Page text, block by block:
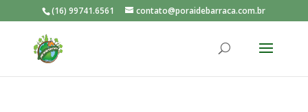
(16) 99741.6561 contato@poraidebarraca.com.br